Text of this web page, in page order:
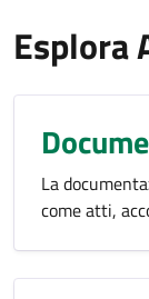
Esplora
La
come atti,